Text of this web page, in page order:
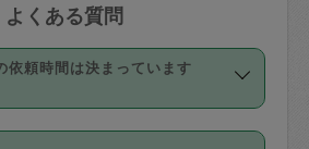
よくある質問
依頼時間は決まっています
き3時間固定です。3時間を